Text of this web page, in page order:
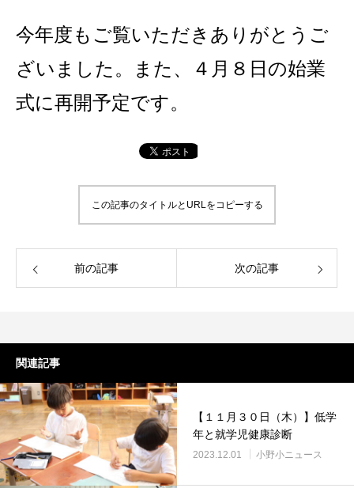
今年度もご覧いただきありがとうご
ざいました。また、４月８日の始業
式に再開予定です。
この記事のタイトルとURLをコピーする
前の記事 次の記事
関連記事
【１１月３０日（木）】低学
年と就学児健康診断
2023.12.01 小野小ニュース